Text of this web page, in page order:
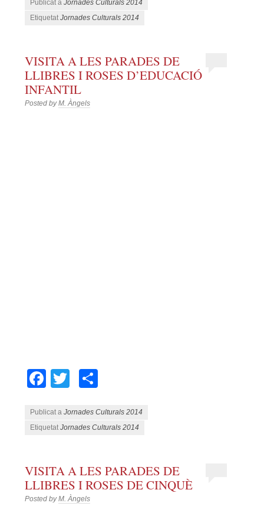
Publicat aJornades Culturals 2014
EtiquetatJornades Culturals 2014
VISITA A LES PARADES DE
LLIBRES I ROSES D’EDUCACIÓ
INFANTIL
Posted byM. Àngels
Facebook
Twitter
Publicat aJornades Culturals 2014
EtiquetatJornades Culturals 2014
VISITA A LES PARADES DE
LLIBRES I ROSES DE CINQUÈ
Posted byM. Àngels